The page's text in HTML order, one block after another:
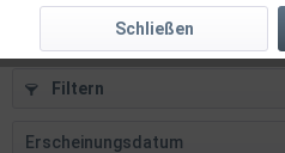
Filtern
Schließen